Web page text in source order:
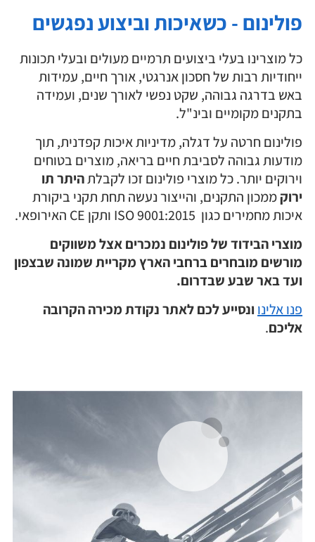
פולינום - כשאיכות וביצוע נפגשים
כל מוצרינו בעלי ביצועים תרמיים מעולים ובעלי תכונות
ייחודיות רבות של חסכון אנרגטי, אורך חיים, עמידות
באש בדרגה גבוהה, שקט נפשי לאורך שנים, ועמידה
בתקנים מקומיים ובינ"ל.
פולינום חרטה על דגלה, מדיניות איכות קפדנית, תוך
מודעות גבוהה לסביבת חיים בריאה, מוצרים בטוחים
וירוקים יותר. כל מוצרי פולינום זכו לקבלתהיתר תו
ירוקממכון התקנים, והייצור נעשה תחת תקני ביקורת
איכות מחמירים כגון ISO 9001:2015 ותקן CE האירופאי.
מוצרי הבידוד של פולינום נמכרים אצל משווקים
מורשים מובחרים ברחבי הארץ מקריית שמונה שבצפון
ועד באר שבע שבדרום.
פנו אלינו ונסייע לכם לאתר נקודת מכירה הקרובה
אליכם.